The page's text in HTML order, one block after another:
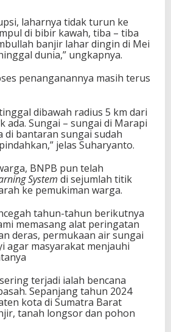
laharnya tidak turun ke
di bibir kawah, tiba – tiba
banjir lahar dingin di Mei
dunia,” ungkapnya.
penanganannya masih terus
dibawah radius 5 km dari
ada. Sungai – sungai di Marapi
di bantaran sungai sudah
jelas Suharyanto.
BNPB pun telah
System di sejumlah titik
ke pemukiman warga.
tahun-tahun berikutnya
memasang alat peringatan
deras, permukaan air sungai
agar masyarakat menjauhi
terjadi ialah bencana
Sepanjang tahun 2024
kota di Sumatra Barat
tanah longsor dan pohon